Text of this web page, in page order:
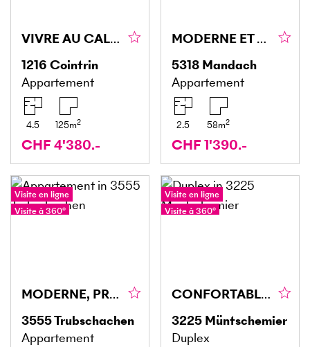
VIVRE AU CALME AVEC JARDIN DE 1'400 M²
1216 Cointrin
Appartement
4.5 125m2
CHF 4'380.-
MODERNE ET LUMINEUX
5318 Mandach
Appartement
2.5 58m2
CHF 1'390.-
Visite en ligne
Visite à 360°
MODERNE, PROCHE DE LA NATURE, GRAND CONFORT
3555Trubschachen
Appartement
Visite en ligne
Visite à 360°
CONFORTABLE, CHARMANT ET CALME
3225 Müntschemier
Duplex